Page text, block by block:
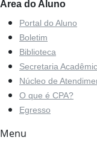
Área do Aluno
Portal do Aluno
Boletim
Biblioteca
Secretaria
Núcleo de
O que é CPA?
Egresso
Menu